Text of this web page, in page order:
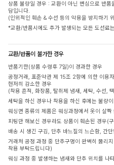
상품 불량일 경우 : 교환이 아닌 변심으로 반
담입니다.
(인위적인 훼손 & 수선 등의 악용을 방지하기
*교환/반품시에도 추가 발생되는 모든 도선료
교환/반품이 불가한 경우
반품기한(상품 수령후 7일)이 경과한 경우
공정거래, 표준약관 제 15조 2항에 의한 이용
현저히 감소한 경우
(착용 흔적, 화장품, 탈취제 냄새, 세탁, 수선,
세탁을 하신 경우나 착용을 하신 후에는 불량
워싱면 종류의 제품은 워싱과정에서 옷이 살
피팅만 해보신 경우라도 상품이 훼손된 경우(
배송 시 생긴 구김, 단추 바느질의 느슨함, 간
거래처 공정 과정 중 단추구멍이 완벽히 뚫리
착용 부탁드립니다)
워싱 과정 중 발생하는 냄새와 단추 위치를 나